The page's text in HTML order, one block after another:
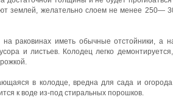
землей, желательно слоем не менее 250—
раковинах иметь обычные отстойники, а
и листьев. Колодец легко
в колодце, вредна для сада и
к воде из-под стиральных порошков.